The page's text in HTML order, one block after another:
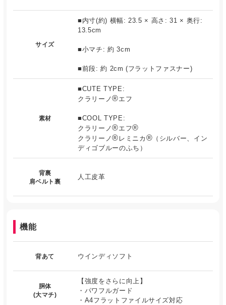
サイズ
■内寸(約) 横幅: 23.5 × 高さ: 31 × 奥行:
13.5cm
■小マチ: 約 3cm
■前段: 約 2cm (フラットファスナー)
素材
■CUTE TYPE:
クラリーノ®エフ
■COOL TYPE:
クラリーノ®エフ®
クラリーノ® レミニカ ® （シルバー、イン
ディゴブルーのふち）
背裏
肩ベルト裏
人工皮革
機能
背あて ウインディソフト
胴体
(大マチ)
【強度をさらに向上】
・パワフルガード
・A4フラットファイルサイズ対応